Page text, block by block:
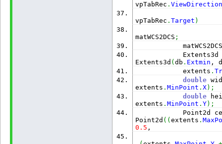
vpTabRec .
vpTabRec .Target )
matWCS2DCS ;
Extents3d
Extents3d (db . Extmin ,
extents .
double
extents .MinPoint .X) ;
double
extents .MinPoint .Y) ;
Point2d
Point2d ( (extents .
0.5 ,